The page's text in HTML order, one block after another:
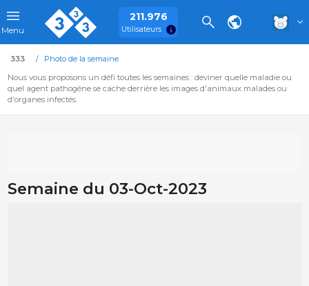
Menu
211.976
Utilisateurs
333
Photo de la semaine
Nous vous proposons un défi toutes les semaines : deviner quelle maladie ou
quel agent pathogène se cache derrière les images d'animaux malades ou
d'organes infectés.
Semaine du 03-Oct-2023